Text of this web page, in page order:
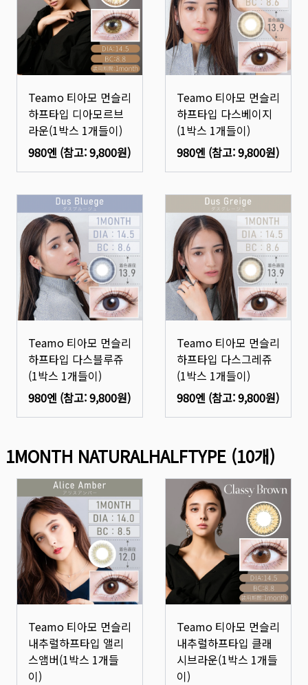
Teamo 티아모 먼슬리
하프타입 디아모르브
라운(1박스 1개들이)
980엔 (참고:9,800원)
Teamo 티아모 먼슬리
하프타입 다스베이지
(1박스 1개들이)
980엔 (참고:9,800원)
Teamo 티아모 먼슬리
하프타입 다스블루쥬
(1박스 1개들이)
980엔 (참고:9,800원)
Teamo 티아모 먼슬리
하프타입 다스그레쥬
(1박스 1개들이)
980엔 (참고:9,800원)
1MONTH NATURALHALFTYPE (10개)
Teamo 티아모 먼슬리
내추럴하프타입 앨리
스앰버(1박스 1개들
이)
Teamo 티아모 먼슬리
내추럴하프타입 클래
시브라운(1박스 1개들
이)